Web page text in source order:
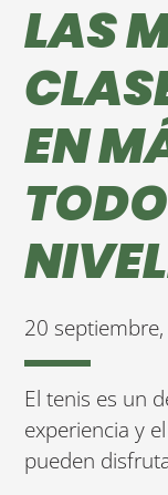
LAS
EN
20
El tenis es un
experiencia y
pueden